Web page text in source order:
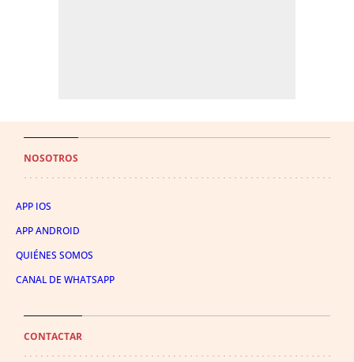
NOSOTROS
APP IOS
APP ANDROID
QUIÉNES SOMOS
CANAL DE WHATSAPP
CONTACTAR